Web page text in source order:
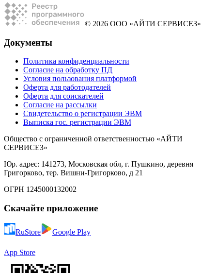
© 2026 ООО «АЙТИ СЕРВИСЕЗ»
Документы
Политика конфиденциальности
Согласие на обработку ПД
Условия пользования платформой
Оферта для работодателей
Оферта для соискателей
Согласие на рассылки
Свидетельство о регистрации ЭВМ
Выписка гос. регистрации ЭВМ
Общество с ограниченной ответственностью «АЙТИ
СЕРВИСЕЗ»
Юр. адрес: 141273, Московская обл, г. Пушкино, деревня
Григорково, тер. Вишни-Григорково, д 21
ОГРН 1245000132002
Скачайте приложение
RuStore Google Play
App Store